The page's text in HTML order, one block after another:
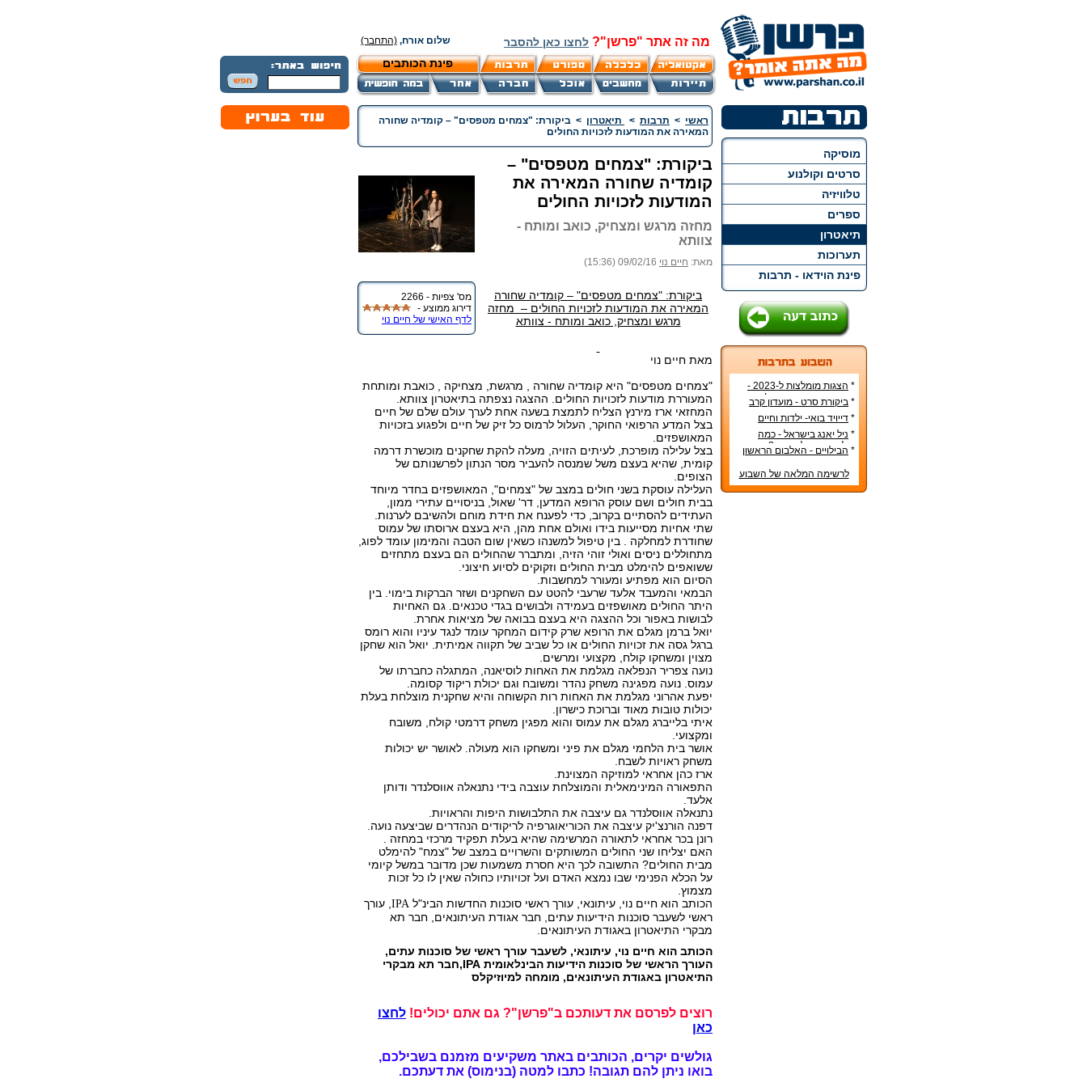
מה זה אתר "פרשן"? לחצו כאן להסבר שלום אורח, (התחבר)
פינת הכותבים
מוסיקה
סרטים וקולנוע
טלוויזיה
ספרים
תיאטרון
תערוכות
פינת הוידאו - תרבות
*
הצגות מומלצות ל-2023 -
הרשימה הטובה ביותר!
* ביקורת סרט - מועדון קרב
* דייויד בואי- ילדות וחיים
אישיים
* ניל יאנג בישראל - כמה
עולה כרטיס להופעה?
* הבילויים - האלבום הראשון
לרשימה המלאה של השבוע
ראשי > תרבות > תיאטרון > ביקורת: "צמחים מטפסים" – קומדיה שחורה
המאירה את המודעות לזכויות החולים
מס' צפיות - 2266
דירוג ממוצע -
לדף האישי של חיים נוי
ביקורת: "צמחים מטפסים" –
קומדיה שחורה המאירה את
המודעות לזכויות החולים
מחזה מרגש ומצחיק, כואב ומותח -
צוותא
מאת: חיים נוי 09/02/16 (15:36)
ביקורת: "צמחים מטפסים" – קומדיה שחורה
המאירה את המודעות לזכויות החולים – מחזה
מרגש ומצחיק, כואב ומותח - צוותא
מאת חיים נוי
"צמחים מטפסים" היא קומדיה שחורה , מרגשת, מצחיקה , כואבת ומותחת
המעוררת מודעות לזכויות החולים. ההצגה נצפתה בתיאטרון צוותא.
המחזאי ארז מירנץ הצליח לתמצת בשעה אחת לערך עולם שלם של חיים
בצל המדע הרפואי החוקר, העלול לרמוס כל זיק של חיים ולפגוע בזכויות
המאושפזים.
בצל עלילה מופרכת, לעיתים הזויה, מעלה להקת שחקנים מוכשרת דרמה
קומית, שהיא בעצם משל שמנסה להעביר מסר הנתון לפרשנותם של
הצופים.
העלילה עוסקת בשני חולים במצב של "צמחים", המאושפזים בחדר מיוחד
בבית חולים ושם עוסק הרופא המדען, דר' שאול, בניסויים עתירי ממון,
העתידים להסתיים בקרוב, כדי לפענח את חידת מוחם ולהשיבם לערנות.
שתי אחיות מסייעות בידו ואולם אחת מהן, היא בעצם ארוסתו של עמוס
שחודרת למחלקה . בין טיפול למשנהו כשאין שום הטבה והמימון עומד לפוג,
מתחוללים ניסים ואולי זוהי הזיה, ומתברר שהחולים הם בעצם מתחזים
ששואפים להימלט מבית החולים וזקוקים לסיוע חיצוני.
הסיום הוא מפתיע ומעורר למחשבות.
הבמאי והמעבד אלעד שרעבי להטט עם השחקנים ושזר הברקות בימוי. בין
היתר החולים מאושפזים בעמידה ולבושים בגדי טכנאים. גם האחיות
לבושות באפור וכל ההצגה היא בעצם בבואה של מציאות אחרת.
יואל ברמן מגלם את הרופא שרק קידום המחקר עומד לנגד עיניו והוא רומס
ברגל גסה את זכויות החולים או כל שביב של תקווה אמיתית. יואל הוא שחקן
מצוין ומשחקו קולח, מקצועי ומרשים.
נועה צפריר הנפלאה מגלמת את האחות לוסיאנה, המתגלה כחברתו של
עמוס. נועה מפגינה משחק נהדר ומשובח וגם יכולת ריקוד קסומה.
יפעת אהרוני מגלמת את האחות רות הקשוחה והיא שחקנית מוצלחת בעלת
יכולות טובות מאוד וברוכת כישרון.
איתי בלייברג מגלם את עמוס והוא מפגין משחק דרמטי קולח, משובח
ומקצועי.
אושר בית הלחמי מגלם את פיני ומשחקו הוא מעולה. לאושר יש יכולות
משחק ראויות לשבח.
ארז כהן אחראי למוזיקה המצוינת.
התפאורה המינימאלית והמוצלחת עוצבה בידי נתנאלה אווסלנדר ודותן
אלעד.
נתנאלה אווסלנדר גם עיצבה את התלבושות היפות והראויות.
דפנה הורנצ'יק עיצבה את הכוריאוגרפיה לריקודים הנהדרים שביצעה נועה.
רונן בכר אחראי לתאורה המרשימה שהיא בעלת תפקיד מרכזי במחזה .
האם יצליחו שני החולים המשותקים והשרויים במצב של "צמח" להימלט
מבית החולים? התשובה לכך היא חסרת משמעות שכן מדובר במשל קיומי
על הכלא הפנימי שבו נמצא האדם ועל זכויותיו כחולה שאין לו כל זכות
מצמוץ.
הכותב הוא חיים נוי, עיתונאי, עורך ראשי סוכנות החדשות הבינ"ל IPA , עורך
ראשי לשעבר סוכנות הידיעות עתים, חבר אגודת העיתונאים, חבר תא
מבקרי התיאטרון באגודת העיתונאים.
הכותב הוא חיים נוי, עיתונאי, לשעבר עורך ראשי של סוכנות עתים,
העורך הראשי של סוכנות הידיעות הבינלאומית IPA,חבר תא מבקרי
התיאטרון באגודת העיתונאים, מומחה למיוזיקלס
רוצים לפרסם את דעותכם ב"פרשן"? גם אתם יכולים! לחצו
כאן
גולשים יקרים, הכותבים באתר משקיעים מזמנם בשבילכם,
בואו ניתן להם תגובה! כתבו למטה (בנימוס) את דעתכם.